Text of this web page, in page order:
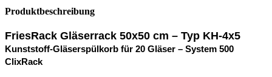
Produktbeschreibung
FriesRack Gläserrack 50x50 cm – Typ KH-4x5
Kunststoff-Gläserspülkorb für 20 Gläser – System 500
ClixRack